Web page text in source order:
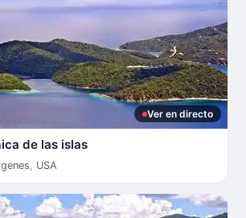
Ver en directo
de las islas
, USA